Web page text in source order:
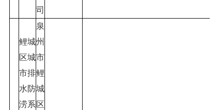
司
鲤城
区城
市排
水防
涝系
泉
州
市
鲤
城
区